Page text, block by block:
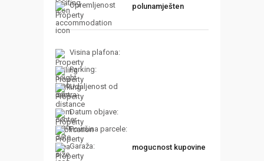
Opremljenost polunamješten
Visina plafona:
Parking:
Udaljenost od
centra:
Datum objave:
Površina parcele:
Garaža:
mogucnost kupovine